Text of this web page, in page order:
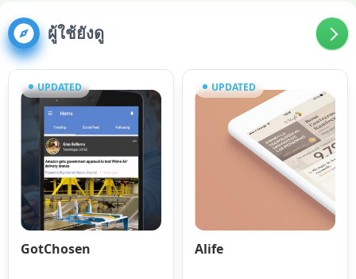
ผู้ใช้ยังดู
UPDATED
GotChosen
UPDATED
Alife